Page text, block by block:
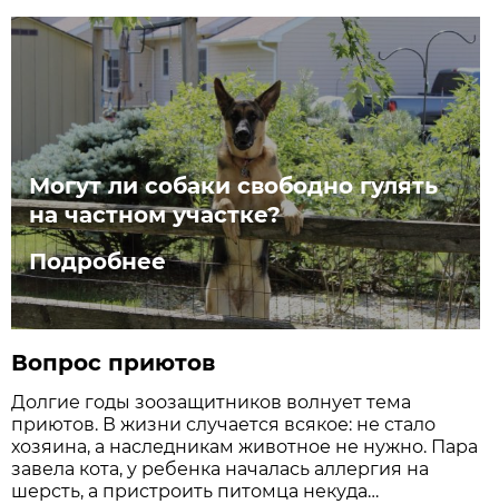
Могут ли собаки свободно гулять
на частном участке?
Подробнее
Вопрос приютов
Долгие годы зоозащитников волнует тема
приютов. В жизни случается всякое: не стало
хозяина, а наследникам животное не нужно. Пара
завела кота, у ребенка началась аллергия на
шерсть, а пристроить питомца некуда…